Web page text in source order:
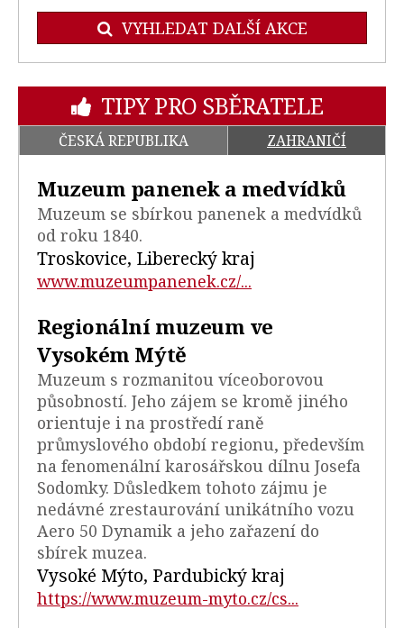
VYHLEDAT DALŠÍ AKCE
TIPY PRO SBĚRATELE
ČESKÁ REPUBLIKA ZAHRANIČÍ
Muzeum panenek a medvídků
Muzeum se sbírkou panenek a medvídků
od roku 1840.
Troskovice, Liberecký kraj
www.muzeumpanenek.cz/...
Regionální muzeum ve
Vysokém Mýtě
Muzeum s rozmanitou víceoborovou
působností. Jeho zájem se kromě jiného
orientuje i na prostředí raně
průmyslového období regionu, především
na fenomenální karosářskou dílnu Josefa
Sodomky. Důsledkem tohoto zájmu je
nedávné zrestaurování unikátního vozu
Aero 50 Dynamik a jeho zařazení do
sbírek muzea.
Vysoké Mýto, Pardubický kraj
https://www.muzeum-myto.cz/cs...